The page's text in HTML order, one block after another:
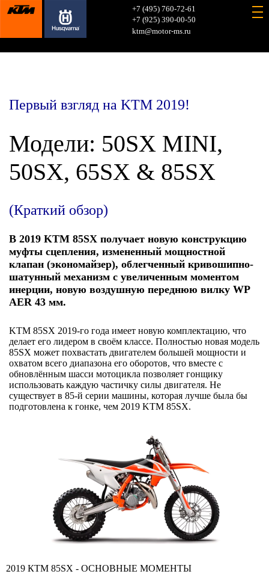
+7 (495) 760-72-61
+7 (925) 390-00-50
ktm@motor-ms.ru
Первый взгляд на KTM 2019!
Модели: 50SX MINI,
50SX, 65SX & 85SX
(Краткий обзор)
В 2019 KTM 85SX получает новую конструкцию
муфты сцепления, измененный мощностной
клапан (экономайзер), облегченный кривошипно-
шатунный механизм с увеличенным моментом
инерции, новую воздушную переднюю вилку WP
AER 43 мм.
KTM 85SX 2019-го года имеет новую комплектацию, что
делает его лидером в своём классе. Полностью новая модель
85SX может похвастать двигателем большей мощности и
охватом всего диапазона его оборотов, что вместе с
обновлённым шасси мотоцикла позволяет гонщику
использовать каждую частичку силы двигателя. Не
существует в 85-й серии машины, которая лучше была бы
подготовлена к гонке, чем 2019 KTM 85SX.
2019 КТМ 85SX - ОСНОВНЫЕ МОМЕНТЫ